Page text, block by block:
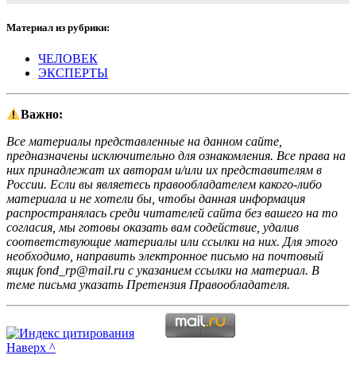
Материал из рубрики:
ЧЕЛОВЕК
ЭКСПЕРТЫ
Важно:
Все материалы представленные на данном сайте,
предназначены исключительно для ознакомления. Все права на
них принадлежат их авторам и/или их представителям в
России. Если вы являетесь правообладателем какого-либо
материала и не хотели бы, чтобы данная информация
распространялась среди читателей сайта без вашего на то
согласия, мы готовы оказать вам содействие, удалив
соответствующие материалы или ссылки на них. Для этого
необходимо, направить электронное письмо на почтовый
ящик fond_rp@mail.ru с указанием ссылки на материал. В
теме письма указать Претензия Правообладателя.
Наверх ^